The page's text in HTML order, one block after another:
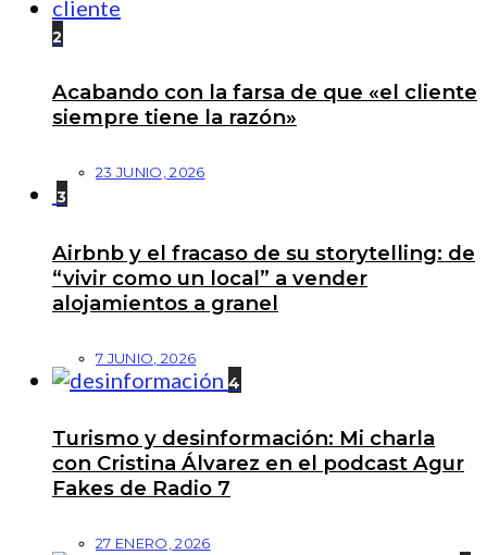
2
Acabando con la farsa de que «el cliente
siempre tiene la razón»
23 JUNIO, 2026
3
Airbnb y el fracaso de su storytelling: de
“vivir como un local” a vender
alojamientos a granel
7 JUNIO, 2026
4
Turismo y desinformación: Mi charla
con Cristina Álvarez en el podcast Agur
Fakes de Radio 7
27 ENERO, 2026